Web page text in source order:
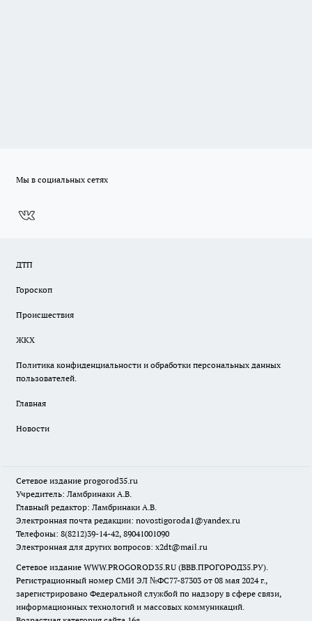
Мы в социальных сетях
ДТП
Гороскоп
Происшествия
ЖКХ
Политика конфиденциальности и обработки персональных данных
пользователей.
Главная
Новости
Сетевое издание progorod35.ru
Учредитель: Ламбринаки А.В.
Главный редактор: Ламбринаки А.В.
Электронная почта редакции: novostigoroda1@yandex.ru
Телефоны: 8(8212)39-14-42, 89041001090
Электронная для других вопросов: x2dt@mail.ru
Сетевое издание WWW.PROGOROD35.RU (ВВВ.ПРОГОРОД35.РУ).
Регистрационный номер СМИ ЭЛ №ФС77-87303 от 08 мая 2024 г.,
зарегистрировано Федеральной службой по надзору в сфере связи,
информационных технологий и массовых коммуникаций.